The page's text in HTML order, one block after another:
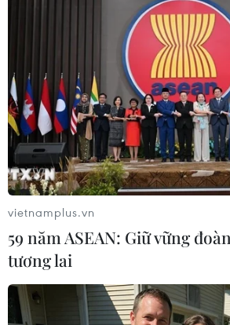
dịch COVID-19, trào lưu đua trend
những "cơ hội" cho kẻ xấu.
vietnamplus.vn
59 năm ASEAN: Giữ vững
tương lai